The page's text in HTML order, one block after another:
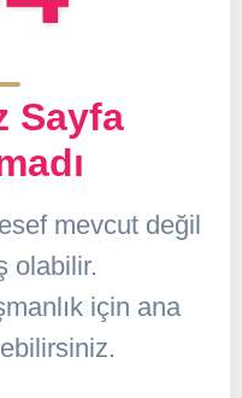
Sayfa
mevcut değil
olabilir.
için ana